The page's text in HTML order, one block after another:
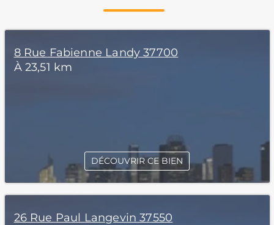
8 Rue Fabienne Landy 37700
À 23,51 km
DÉCOUVRIR CE BIEN
26 Rue Paul Langevin 37550